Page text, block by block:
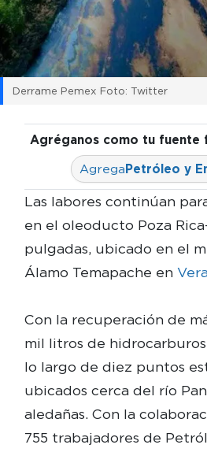
Derrame Pemex Foto: Twitter
Agréganos como tu fuente
Agrega Petróleo y
Las labores continúan
en el oleoducto Poza
pulgadas, ubicado en el
Álamo Temapache en
Con la recuperación de
mil litros de
lo largo de diez puntos
ubicados cerca del río
aledañas. Con la
755 trabajadores de